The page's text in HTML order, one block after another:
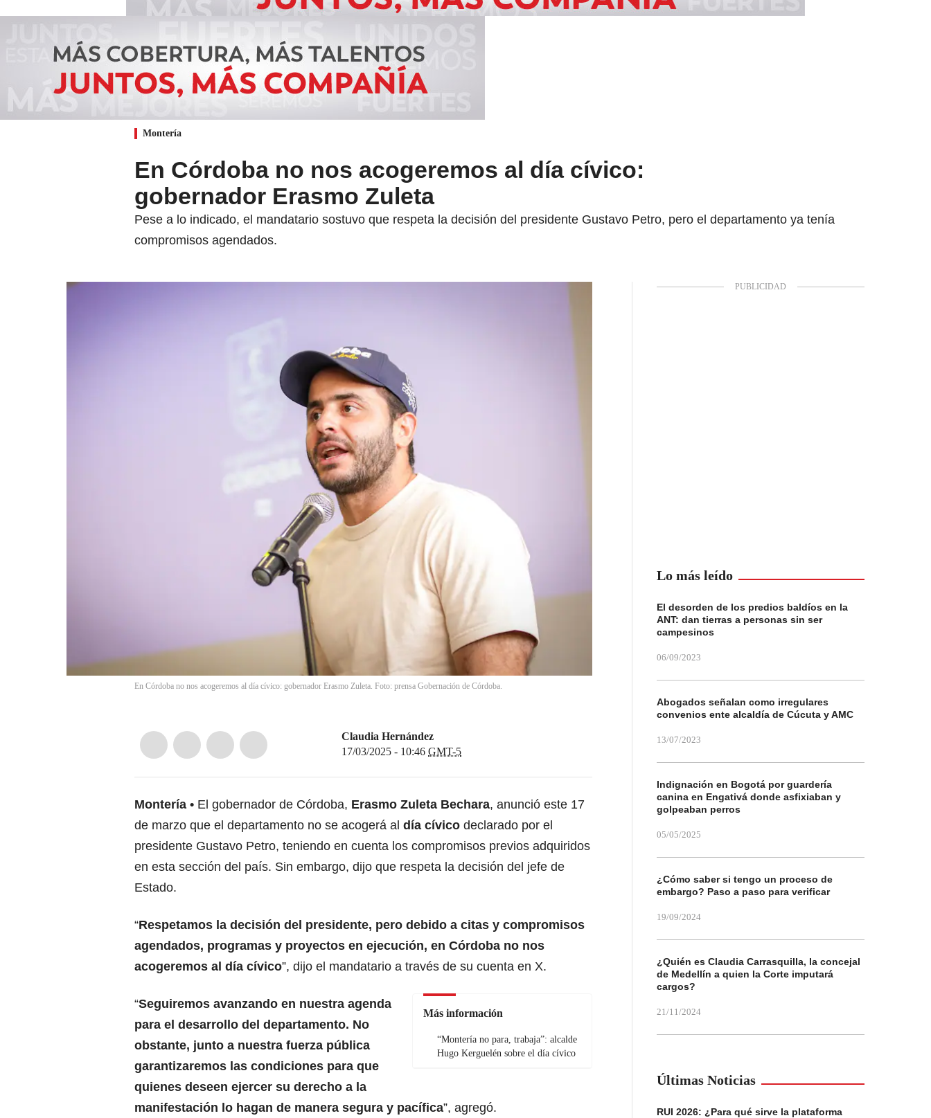
Montería
En Córdoba no nos acogeremos al día cívico:
gobernador Erasmo Zuleta
Pese a lo indicado, el mandatario sostuvo que respeta la decisión del presidente Gustavo Petro, pero el departamento ya tenía
compromisos agendados.
En Córdoba no nos acogeremos al día cívico: gobernador Erasmo Zuleta. Foto: prensa Gobernación de Córdoba.
Claudia Hernández
17/03/2025 - 10:46 GMT-5
Montería El gobernador de Córdoba, Erasmo Zuleta Bechara, anunció este 17
de marzo que el departamento no se acogerá al día cívico declarado por el
presidente Gustavo Petro, teniendo en cuenta los compromisos previos adquiridos
en esta sección del país. Sin embargo, dijo que respeta la decisión del jefe de
Estado.
“Respetamos la decisión del presidente, pero debido a citas y compromisos
agendados, programas y proyectos en ejecución, en Córdoba no nos
acogeremos al día cívico”, dijo el mandatario a través de su cuenta en X.
Más información
“Montería no para, trabaja”: alcalde
Hugo Kerguelén sobre el día cívico
“Seguiremos avanzando en nuestra agenda
para el desarrollo del departamento. No
obstante, junto a nuestra fuerza pública
garantizaremos las condiciones para que
quienes deseen ejercer su derecho a la
manifestación lo hagan de manera segura y pacífica”, agregó.
Lo más leído
El desorden de los predios baldíos en la
ANT: dan tierras a personas sin ser
campesinos
06/09/2023
Abogados señalan como irregulares
convenios ente alcaldía de Cúcuta y AMC
13/07/2023
Indignación en Bogotá por guardería
canina en Engativá donde asfixiaban y
golpeaban perros
05/05/2025
¿Cómo saber si tengo un proceso de
embargo? Paso a paso para verificar
19/09/2024
¿Quién es Claudia Carrasquilla, la concejal
de Medellín a quien la Corte imputará
cargos?
21/11/2024
Últimas Noticias
RUI 2026: ¿Para qué sirve la plataforma